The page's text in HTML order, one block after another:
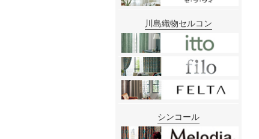
川島織物セルコン
シンコール